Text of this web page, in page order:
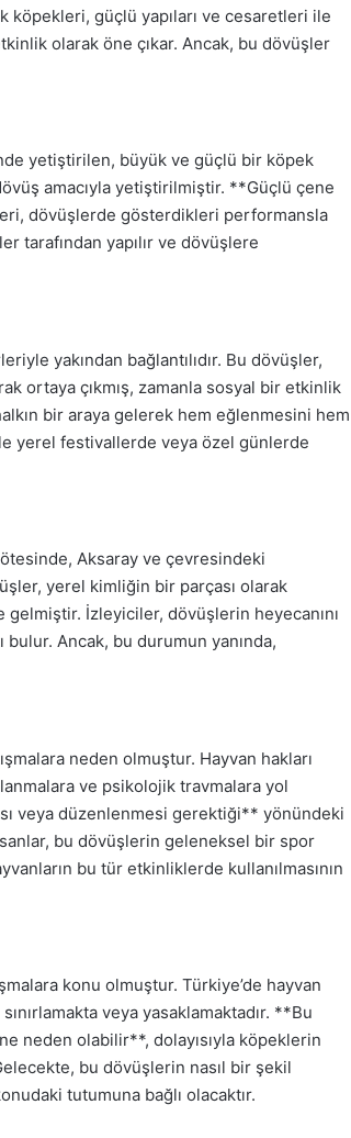
köpekleri, güçlü yapıları ve cesaretleri ile
olarak öne çıkar. Ancak, bu dövüşler
yetiştirilen, büyük ve güçlü bir köpek
amacıyla yetiştirilmiştir. **Güçlü çene
dövüşlerde gösterdikleri performansla
tarafından yapılır ve dövüşlere
yakından bağlantılıdır. Bu dövüşler,
ortaya çıkmış, zamanla sosyal bir etkinlik
bir araya gelerek hem eğlenmesini hem
yerel festivallerde veya özel günlerde
Aksaray ve çevresindeki
yerel kimliğin bir parçası olarak
İzleyiciler, dövüşlerin heyecanını
Ancak, bu durumun yanında,
neden olmuştur. Hayvan hakları
ve psikolojik travmalara yol
veya düzenlenmesi gerektiği** yönündeki
bu dövüşlerin geleneksel bir spor
bu tür etkinliklerde kullanılmasının
konu olmuştur. Türkiye’de hayvan
veya yasaklamaktadır. **Bu
neden olabilir**, dolayısıyla köpeklerin
bu dövüşlerin nasıl bir şekil
tutumuna bağlı olacaktır.